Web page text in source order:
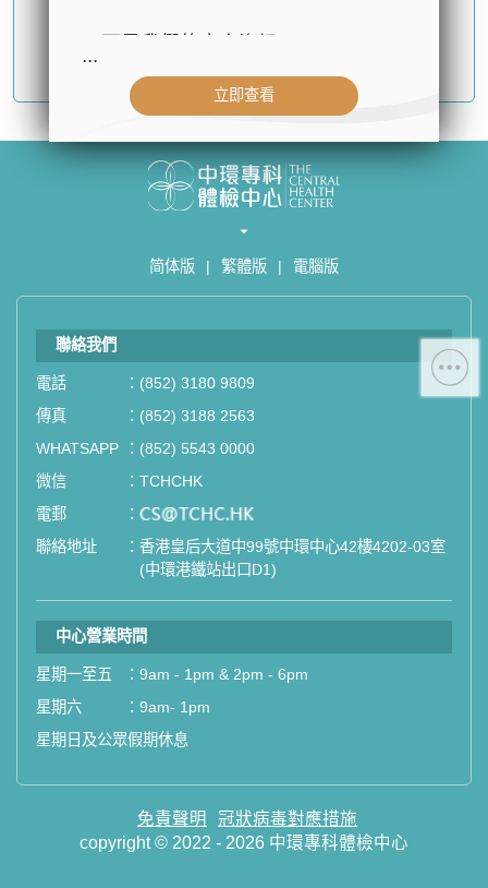
简体版 | 繁體版 | 電腦版
聯絡我們
電話 ： (852) 3180 9809
傳真
： (852) 3188 2563
WHATSAPP
： (852) 5543 0000
微信
： TCHCHK
電郵
： email
聯絡地址
： 香港皇后大道中99號中環中心42樓4202-03室
(中環港鐵站出口D1)
中心營業時間
星期一至五 ： 9am - 1pm & 2pm - 6pm
星期六
： 9am- 1pm
星期日及公眾假期休息
免責聲明
冠狀病毒對應措施
copyright © 2022 - 2026 中環專科體檢中心
- 公司名稱：中環專科體檢中心（The
Central Health Center）
心42樓4203室（中環港鐵站出口
- 服務熱線：(852) 3180 9809
- 電子郵箱：cs@tchc.hk
「中環專科體檢中心」致力為關注健
康人士提供尊尚而優質的體檢服務，
一站式進行全方位檢查。
如果您有任何疑問或需要進一步了
祝您健康愉快！
...
立即查看